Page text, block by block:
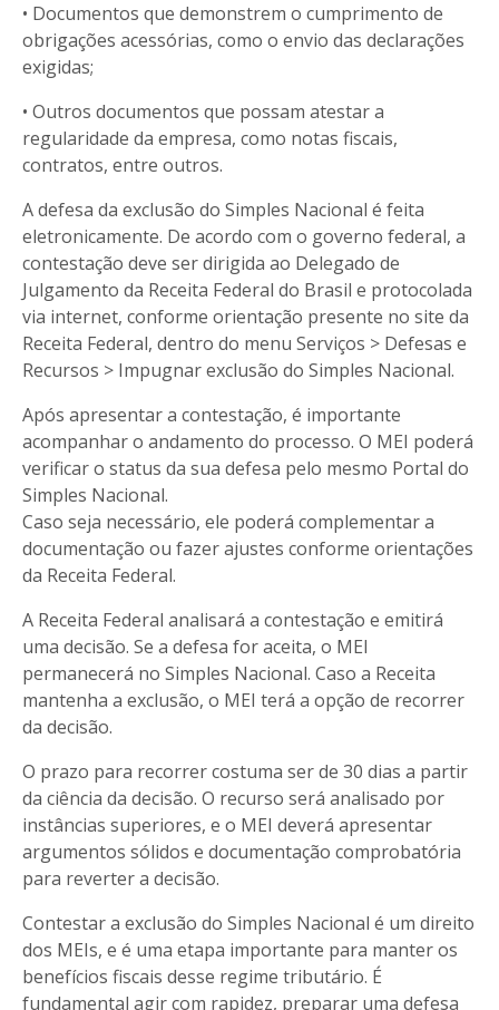
• Documentos que demonstrem o cumprimento de
obrigações acessórias, como o envio das declarações
exigidas;
• Outros documentos que possam atestar a
regularidade da empresa, como notas fiscais,
contratos, entre outros.
A defesa da exclusão do Simples Nacional é feita
eletronicamente. De acordo com o governo federal, a
contestação deve ser dirigida ao Delegado de
Julgamento da Receita Federal do Brasil e protocolada
via internet, conforme orientação presente no site da
Receita Federal, dentro do menu Serviços > Defesas e
Recursos > Impugnar exclusão do Simples Nacional.
Após apresentar a contestação, é importante
acompanhar o andamento do processo. O MEI poderá
verificar o status da sua defesa pelo mesmo Portal do
Simples Nacional.
Caso seja necessário, ele poderá complementar a
documentação ou fazer ajustes conforme orientações
da Receita Federal.
A Receita Federal analisará a contestação e emitirá
uma decisão. Se a defesa for aceita, o MEI
permanecerá no Simples Nacional. Caso a Receita
mantenha a exclusão, o MEI terá a opção de recorrer
da decisão.
O prazo para recorrer costuma ser de 30 dias a partir
da ciência da decisão. O recurso será analisado por
instâncias superiores, e o MEI deverá apresentar
argumentos sólidos e documentação comprobatória
para reverter a decisão.
Contestar a exclusão do Simples Nacional é um direito
dos MEIs, e é uma etapa importante para manter os
benefícios fiscais desse regime tributário. É
fundamental agir com rapidez, preparar uma defesa